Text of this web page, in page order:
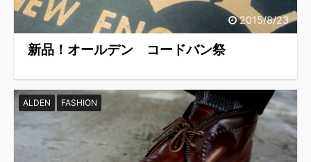
2015/8/23
新品！オールデン コードバン祭
ALDEN FASHION